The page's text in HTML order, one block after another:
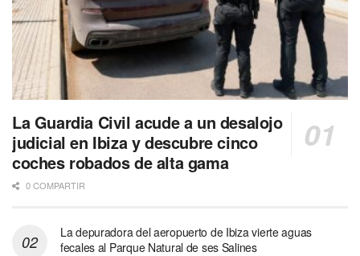
La Guardia Civil acude a un desalojo
judicial en Ibiza y descubre cinco
coches robados de alta gama
0 COMPARTIR
La depuradora del aeropuerto de Ibiza vierte aguas
fecales al Parque Natural de ses Salines